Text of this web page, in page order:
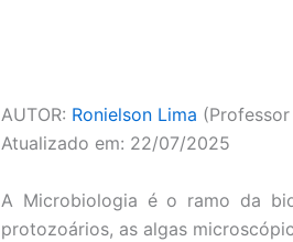
AUTOR: Ronielson Lima
Atualizado em: 22/07/2025
A Microbiologia é o ramo da
protozoários, as algas